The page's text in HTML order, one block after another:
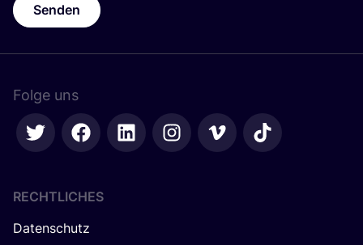
Senden
Folge uns
RECHTLICHES
Datenschutz